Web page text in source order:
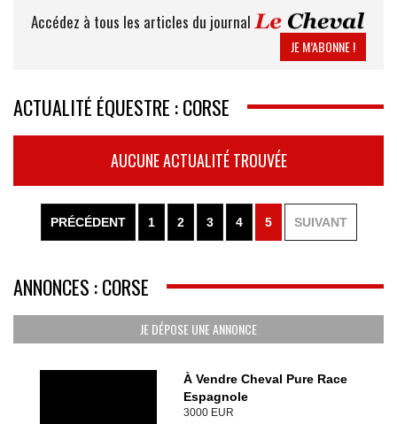
Accédez à tous les articles du journal
JE M’ABONNE !
ACTUALITÉ ÉQUESTRE : CORSE
AUCUNE ACTUALITÉ TROUVÉE
PRÉCÉDENT 1 2 3 4 5 SUIVANT
ANNONCES : CORSE
JE DÉPOSE UNE ANNONCE
À Vendre Cheval Pure Race
Espagnole
3000 EUR